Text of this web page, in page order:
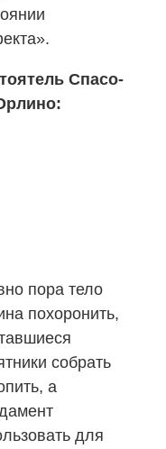
Спасо-
пора тело
похоронить,
собрать
а
для